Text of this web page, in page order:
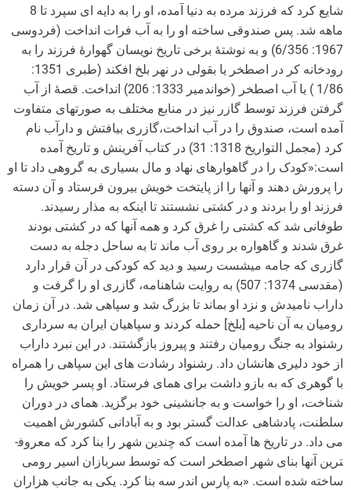
شایع کرد که فرزند مرده به دنیا آمده، او را به دایه ای سپرد تا 8
ماهه شد. پس صندوقی ساخته او را به آب فرات انداخت (فردوسی
1967: 6/356) و به نوشتۀ برخی تاریخ نویسان گهوارۀ فرزند را به
رودخانه کر در اصطخر یا بقولی در نهر بلخ افکند (طبری 1351:
1/86 ) یا آب اصطخر (خواندمیر 1333: 206) انداخت. قصۀ از آب
گرفتن فرزند توسط گازر نیز در منابع مختلف به صورت­های متفاوت
آمده است، صندوق را در آب انداخت،گازری بیافتش و دارآب نام
کرد (مجمل التواریخ 1318: 31) در کتاب آفرینش و تاریخ آمده
است:«کودک را در گاهواره­ای نهاد و مال بسیاری به گروهی داد تا او
را پرورش دهند و آنها را از پایتخت خویش بیرون فرستاد و آن دسته
فرزند او را بردند و در کشتی نشستند تا اینکه به مذار رسیدند.
طوفانی شد که کشتی را غرق کرد و همه آنها که در کشتی بودند
غرق شدند و گاهواره بر روی آب ماند تا به ساحل دجله به دست
گازری که جامه می­شست رسید و دید که کودکی در آن قرار دارد
(مقدسی 1374: 507) به روایت شاهنامه، گازری او را گرفت و
داراب نامیدش و نزد او بماند تا بزرگ شد و سپاهی شد. در آن زمان
رومیان به آن ناحیه [بلخ] حمله کردند و سپاهیان ایران به سرداری
رشنواد به جنگ رومیان رفتند و پیروز بازگشتند. در این نبرد داراب
از خود دلیری هانشان داد. رشنواد رشادت های این سپاهی را همراه
با گوهری که به بازو داشت برای همای فرستاد. او پسر خویش را
شناخت، او را خواست و به جانشینی خود برگزید. همای در دوران
سلطنت، پادشاهی عدالت گستر بود و به آبادانی کشورش اهمیت
می داد. در تاریخ ها آمده است که چندین شهر را بنا کرد که معروف­
ترین آنها بنای شهر اصطخر است که توسط سربازان اسیر رومی
ساخته شده است. «به پارس اندر سه بنا کرد. یکی به جانب هزاران